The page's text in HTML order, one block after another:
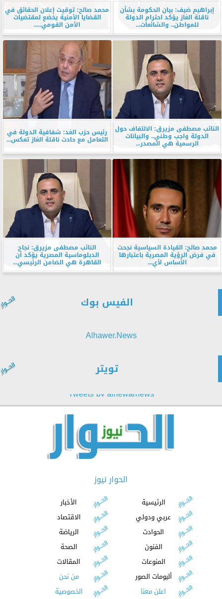
إبراهيم ضيف: بيان الحكومة بشأن
ناقلة الغاز يؤكد احترام الدولة
للمواطن.. والشائعات...
محمد صالح: توقيت إعلان الحقائق في
القضايا الأمنية يخضع لمقتضيات
الأمن القومي.....
النائب مصطفى مزيرق: الالتفاف حول
الدولة واجب وطني.. والبيانات
الرسمية هي المصدر...
رئيس حزب الغد: شفافية الدولة في
التعامل مع حادث ناقلة الغاز تعكس...
محمد صالح: القيادة السياسية نجحت
في فرض الرؤية المصرية باعتبارها
الأساس لأي...
النائب مصطفى مزيرق: نجاح
الدبلوماسية المصرية يؤكد أن
القاهرة هي الضامن الرئيسي...
الفيس بوك
Alhawer.News
تويتر
Tweets by alhewarnews
الحوار نيوز
الرئيسية
الأخبار
عربي ودولي
الاقتصاد
الحوادث
الرياضة
الفنون
الصحة
المنوعات
المقالات
ألبومات الصور
من نحن
اعلن معنا
الخصوصية